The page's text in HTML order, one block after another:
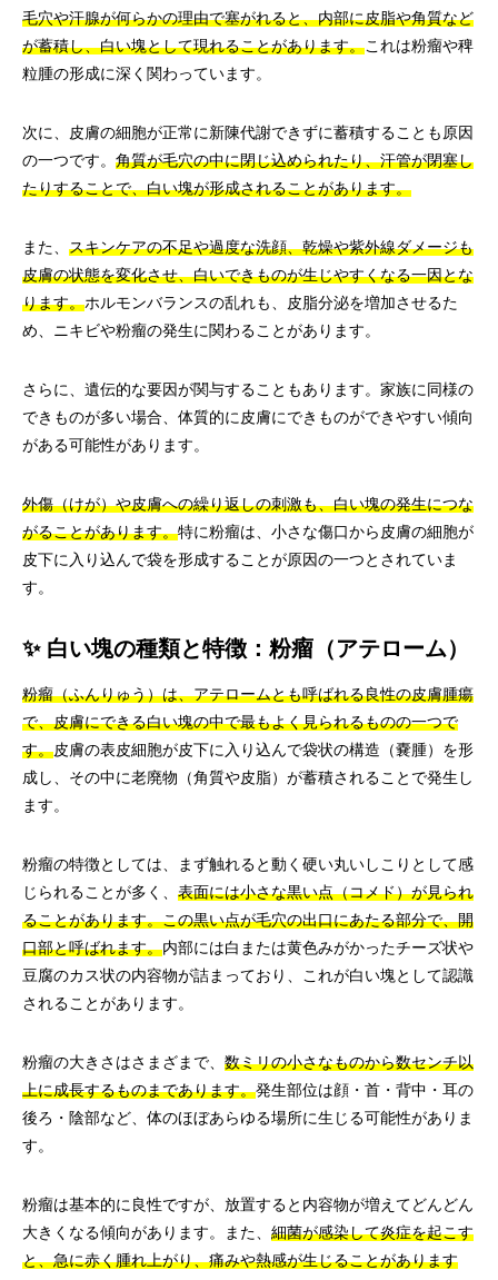
毛穴や汗腺が何らかの理由で塞がれると、内部に皮脂や角質など
が蓄積し、白い塊として現れることがあります。これは粉瘤や稗
粒腫の形成に深く関わっています。
次に、皮膚の細胞が正常に新陳代謝できずに蓄積することも原因
の一つです。 角質が毛穴の中に閉じ込められたり、汗管が閉塞し
たりすることで、白い塊が形成されることがあります。
また、 スキンケアの不足や過度な洗顔、乾燥や紫外線ダメージも
皮膚の状態を変化させ、白いできものが生じやすくなる一因とな
ります。ホルモンバランスの乱れも、皮脂分泌を増加させるた
め、ニキビや粉瘤の発生に関わることがあります。
さらに、遺伝的な要因が関与することもあります。家族に同様の
できものが多い場合、体質的に皮膚にできものができやすい傾向
がある可能性があります。
外傷（けが）や皮膚への繰り返しの刺激も、白い塊の発生につな
がることがあります。特に粉瘤は、小さな傷口から皮膚の細胞が
皮下に入り込んで袋を形成することが原因の一つとされていま
す。
✨ 白い塊の種類と特徴：粉瘤（アテローム）
粉瘤（ふんりゅう）は、アテロームとも呼ばれる良性の皮膚腫瘍
で、皮膚にできる白い塊の中で最もよく見られるものの一つで
す。皮膚の表皮細胞が皮下に入り込んで袋状の構造（嚢腫）を形
成し、その中に老廃物（角質や皮脂）が蓄積されることで発生し
ます。
粉瘤の特徴としては、まず触れると動く硬い丸いしこりとして感
じられることが多く、 表面には小さな黒い点（コメド）が見られ
ることがあります。この黒い点が毛穴の出口にあたる部分で、開
口部と呼ばれます。内部には白または黄色みがかったチーズ状や
豆腐のカス状の内容物が詰まっており、これが白い塊として認識
されることがあります。
粉瘤の大きさはさまざまで、 数ミリの小さなものから数センチ以
上に成長するものまであります。発生部位は顔・首・背中・耳の
後ろ・陰部など、体のほぼあらゆる場所に生じる可能性がありま
す。
粉瘤は基本的に良性ですが、放置すると内容物が増えてどんどん
大きくなる傾向があります。また、 細菌が感染して炎症を起こす
と、急に赤く腫れ上がり、痛みや熱感が生じることがあります